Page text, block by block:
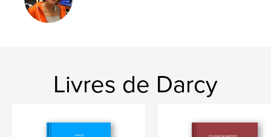
Livres de Darcy